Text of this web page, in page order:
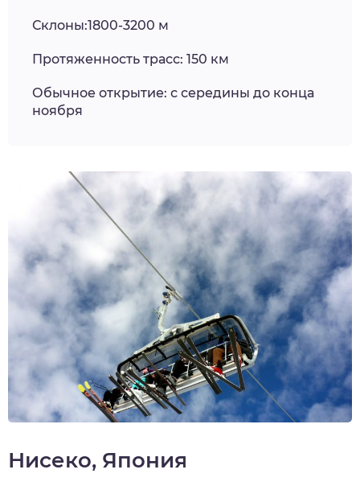
Склоны:1800-3200 м
Протяженность трасс: 150 км
Обычное открытие: с середины до конца
ноября
Нисеко, Япония